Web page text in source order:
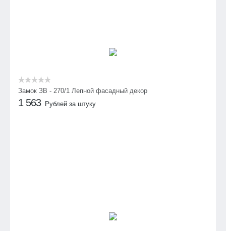
Замок ЗВ - 270/1 Лепной фасадный декор
1 563 Рублей за штуку